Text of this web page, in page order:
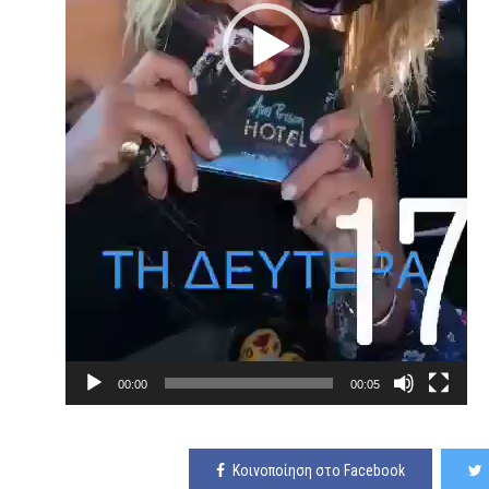
00:00 00:05
Κοινοποίηση στο Facebook